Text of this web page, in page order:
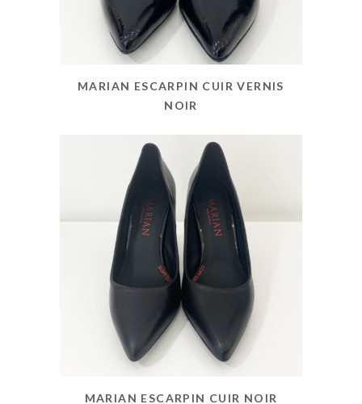
MARIAN ESCARPIN CUIR VERNIS
NOIR
MARIAN ESCARPIN CUIR NOIR